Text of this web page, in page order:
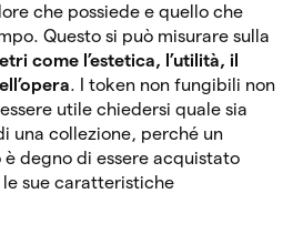
che possiede e quello che
Questo si può misurare sulla
come l’estetica, l’utilità, il
. I token non fungibili non
utile chiedersi quale sia
una collezione, perché un
degno di essere acquistato
sue caratteristiche